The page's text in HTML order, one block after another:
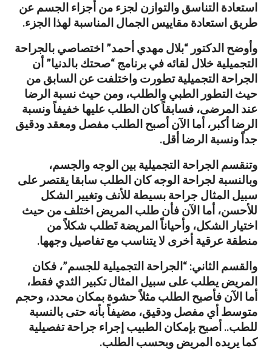
استعادة التناسق والتوازن لجزء من أجزاء الجسم عن
طريق استعادة مقاييس الجمال المناسبة لهذا الجزء.
وأوضح الدكتور “بلال مهدي أحمد” اختصاصي بالجراحة
التجميلية خلال لقائه في برنامج “صحتك بالدنيا” أن
الجراحة التجميلية تطورت واختلفت عن السابق من
حيث التطور الطبي والطلب، ومن حيث نسبة الرضا
عند المرضى، فسابقاً كان الطلب عليها خفيفاً ونسبة
الرضا أكبر، أما الآن أصبح الطلب مفصل ومعقد ودقيق
جداً ونسبة الرضا أقل.
وتنقسم الجراحة التجميلية بين الوجه والجسم،
وبالنسبة لجراحة الوجه كان الطلب سابقا يقتصر على
سبيل المثال جراحة بسيطة للأنف وتغيير الشكل
للأحسن، أما الآن فأن طلب المريض اختلف من حيث
اختيار الشكل، وأحياناً المريضة تَطلب شكلاً من
منطقة عرقية أخرى لا يتناسب مع تفاصيل وجهها.
والقسم الثاني: “الجراحة التجميلية للجسم”، فكان
المريض يطلب على سبيل المثال تكبير الثدي فقط،
أما الآن فأصبح الطلب مثلاً حشوة بمكان محدد، وحجم
متوسط أي مفصل ودقيق، مضيفاً بأنه حتى بالنسبة
للطب.. أصبح بإمكان الطبيب إجراء جراحة تفصيلية
كما يريده المريض وبحسب الطلب.